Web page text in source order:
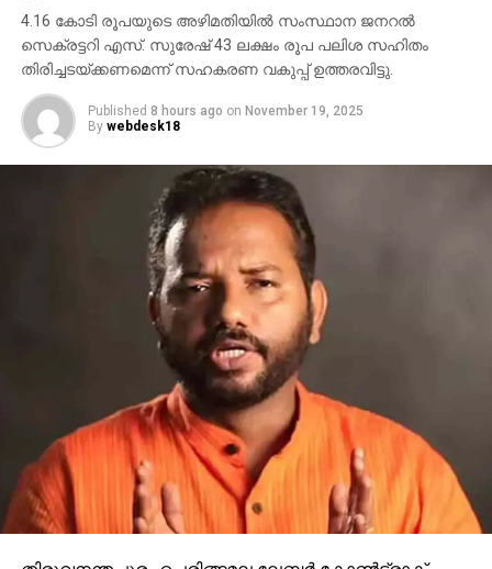
RELATED TOPICS: TIGER WAYANAD
ബിഹാറില്‍ രാത്രി വീട്ടിലെത്തി സിഗരറ്റ് ചോദിച്ചു,
നല്‍കാത്തതില്‍ വയോധികയെ പീഡിപ്പിച്ചു
ജോലിസ്ഥലത്തെ ഇഷ്ടപ്പെടാത്ത ഏതു
പെരുമാറ്റവും ലൈംഗികാതിക്രമം: മദ്രാസ്
4.16 കോടി രൂപയുടെ അഴിമതിയില്‍ സംസ്ഥാന ജനറല്‍
സെക്രട്ടറി എസ്. സുരേഷ് 43 ലക്ഷം രൂപ പലിശ സഹിതം
തിരിച്ചടയ്ക്കണമെന്ന് സഹകരണ വകുപ്പ് ഉത്തരവിട്ടു.
Published 8 hours ago on November 19, 2025
By webdesk18